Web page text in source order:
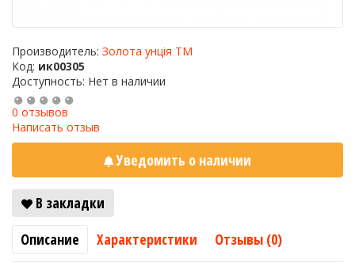
Производитель: Золота унція ТМ
Код: ик00305
Доступность: Нет в наличии
0 отзывов
Написать отзыв
Уведомить о наличии
В закладки
Описание
Характеристики Отзывы (0)